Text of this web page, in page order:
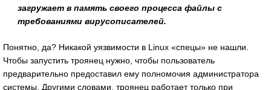
загружает в память своего процесса файлы с
требованиями вирусописателей.
Понятно, да? Никакой уязвимости в Linux «спецы» не нашли.
Чтобы запустить троянец нужно, чтобы пользователь
предварительно предоставил ему полномочия администратора
системы. Другими словами, троянец работает только при